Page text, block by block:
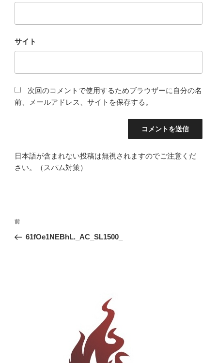
サイト
次回のコメントで使用するためブラウザーに自分の名
前、メールアドレス、サイトを保存する。
日本語が含まれない投稿は無視されますのでご注意くだ
さい。（スパム対策）
投
ナ
前
の
前
61fOe1NEBhL._AC_SL1500_